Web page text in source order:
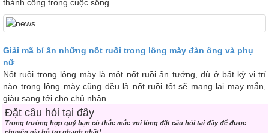
thành công trong cuộc sống
Giải mã bí ẩn những nốt ruồi trong lông mày đàn ông và phụ
nữ
Nốt ruồi trong lông mày là một nốt ruồi ẩn tướng, dù ở bất kỳ vị trí
nào trong lông mày cũng đều là nốt ruồi tốt sẽ mang lại may mắn,
giàu sang tới cho chủ nhân
Đặt câu hỏi tại đây
Trong trường hợp quý bạn có thắc mắc vui lòng đặt câu hỏi tại đây để được